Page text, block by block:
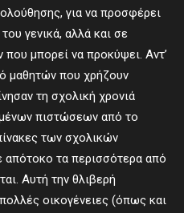
για να προσφέρει
γενικά, αλλά και σε
μπορεί να προκύψει. Αντ’
μαθητών που χρήζουν
τη σχολική χρονιά
πιστώσεων από το
των σχολικών
απότοκο τα περισσότερα από
Αυτή την θλιβερή
οικογένειες (όπως και